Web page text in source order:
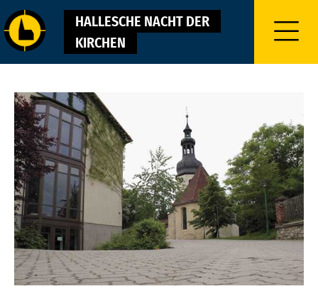
Inhalt
HALLESCHE NACHT DER
KIRCHEN